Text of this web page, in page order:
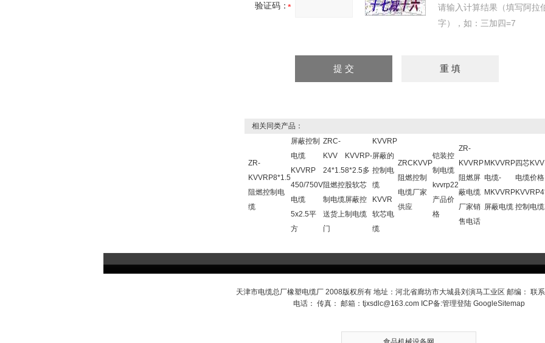
验证码：
请输入计算结果（填写阿拉
字），如：三加四=7
相关同类产品：
ZR-
KVVRP8*1.5
阻燃控制电
缆
屏蔽控制
电缆
KVVRP
450/750V
电缆
5x2.5平
方
ZRC-
KVV
24*1.5
阻燃控
制电缆
送货上
门
KVVRP-
8*2.5多
股软芯
屏蔽控
制电缆
KVVRP
屏蔽的
控制电
缆
KVVR
软芯电
缆
ZRCKVVP
阻燃控制
电缆厂家
供应
铠装控
制电缆
kvvrp22
产品价
格
ZR-
KVVRP
阻燃屏
蔽电缆
厂家销
售电话
MKVVRP
电缆-
MKVVRP
屏蔽电缆
四芯
电缆价格
控制电缆
天津市电缆总厂橡塑电缆厂 2008版权所有 地址：河北省廊坊市大城县刘演马工业区 邮编： 联
电话： 传真： 邮箱： tjxsdlc@163.comICP备:管理登陆 GoogleSitemap